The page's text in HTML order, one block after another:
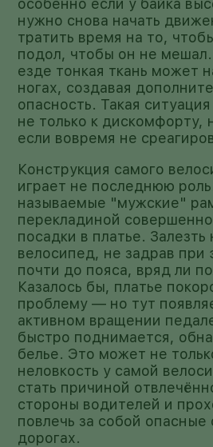
нужно снова начать
тратить время на то,
подол, чтобы он не
езде тонкая ткань может
ногах, создавая
опасность. Такая
не только к дискомфорту,
если вовремя не
Конструкция самого
играет не последнюю
называемые "мужские"
перекладиной
посадки в платье. Залезть
велосипед, не задрав
почти до пояса, вряд ли
Казалось бы, платье
проблему — но тут
активном вращении
быстро поднимается,
белье. Это может не
неловкость у самой
стать причиной
стороны водителей и
повлечь за собой опасные
дорогах.